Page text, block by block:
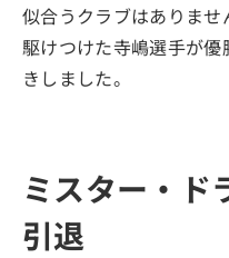
似合うクラブはありま
駆けつけた寺嶋選手が
きしました。
ミスター・ド
引退